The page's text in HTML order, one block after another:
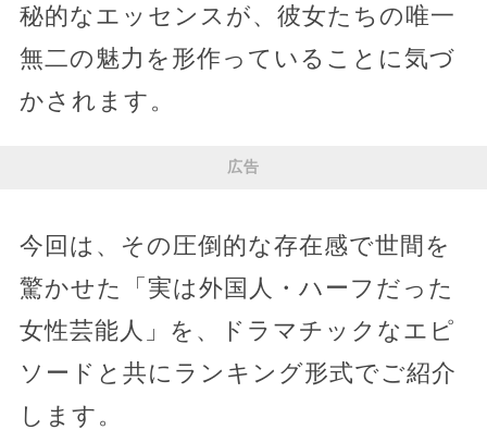
秘的なエッセンスが、彼女たちの唯一
無二の魅力を形作っていることに気づ
かされます。
広告
今回は、その圧倒的な存在感で世間を
驚かせた「実は外国人・ハーフだった
女性芸能人」を、ドラマチックなエピ
ソードと共にランキング形式でご紹介
します。